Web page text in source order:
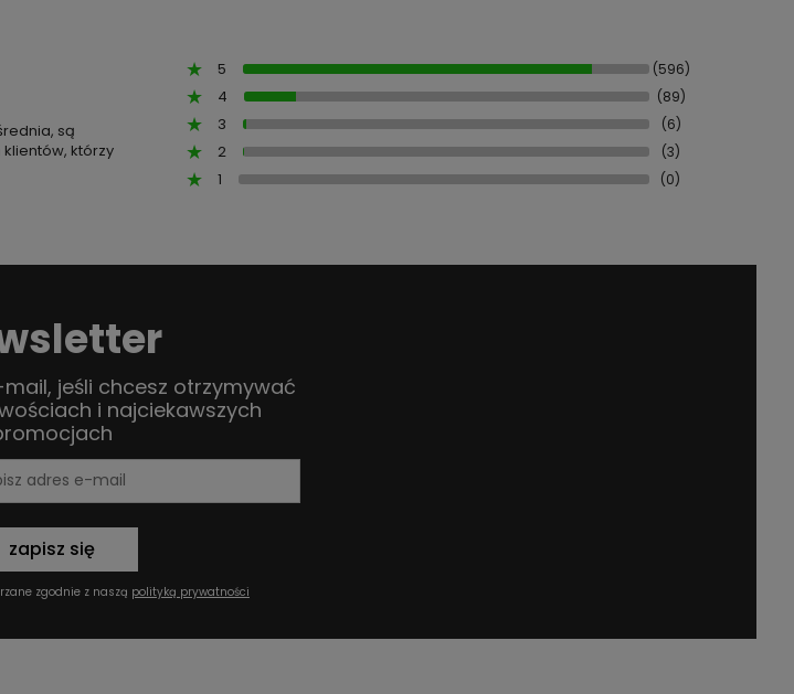
są
którzy
5 (596)
4 (89)
3 (6)
2 (3)
1 (0)
jeśli chcesz otrzymywać
i najciekawszych
zapisz się
zgodnie z naszą polityką prywatności